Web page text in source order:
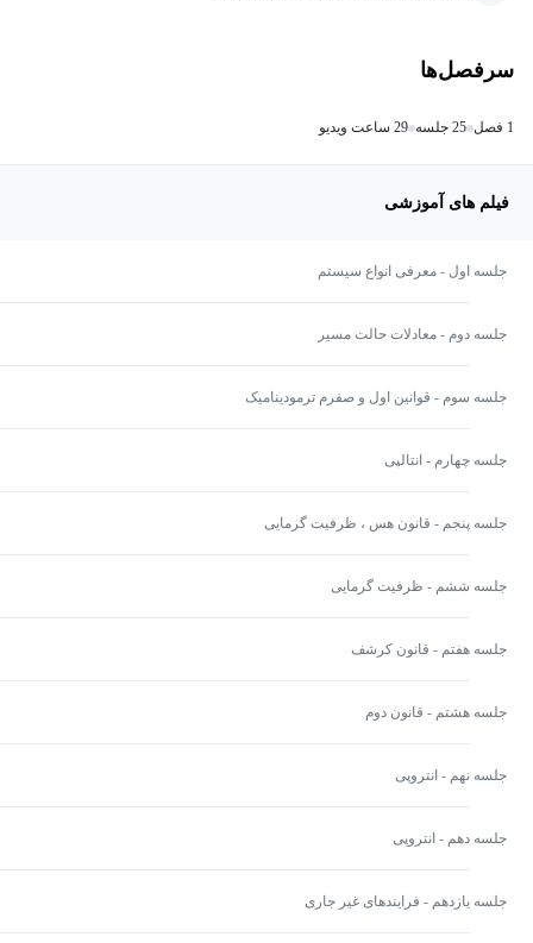
سرفصل‌ها
1 فصل 25 جلسه 29 ساعت ویدیو
فیلم های آموزشی
جلسه اول - معرفی انواع سیستم
جلسه دوم - معادلات حالت مسیر
جلسه سوم - قوانین اول و صفرم ترمودینامیک
جلسه چهارم - انتالپی
جلسه پنجم - قانون هس ، ظرفیت گرمایی
جلسه ششم - ظرفیت گرمایی
جلسه هفتم - قانون کرشف
جلسه هشتم - قانون دوم
جلسه نهم - انتروپی
جلسه دهم - انتروپی
جلسه یازدهم - فرایندهای غیر جاری